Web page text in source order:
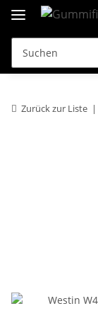
Zurück zur Liste